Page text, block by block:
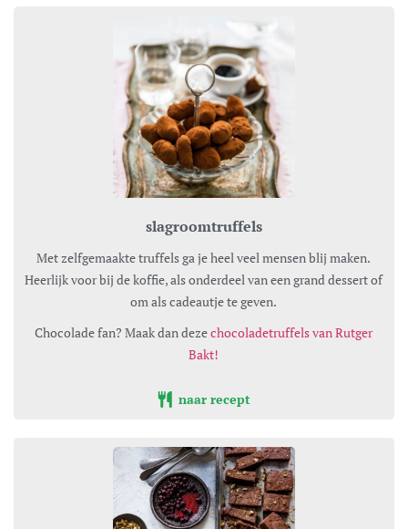
slagroomtruffels
Met zelfgemaakte truffels ga je heel veel mensen blij maken.
Heerlijk voor bij de koffie, als onderdeel van een grand dessert of
om als cadeautje te geven.
Chocolade fan? Maak dan dezechocoladetruffels van Rutger
Bakt!
naar recept